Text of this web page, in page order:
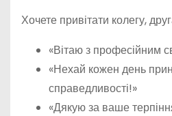
Хочете привітати колегу,
«Вітаю з професійним
«Нехай кожен день
справедливості!»
«Дякую за ваше